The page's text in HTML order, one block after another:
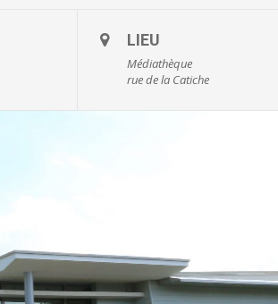
LIEU
Médiathèque
rue de la Catiche